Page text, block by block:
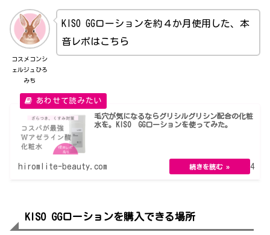
コスメコンシ
ェルジュひろ
みち
KISO GGローションを約４か月使用した、本
音レポはこちら
毛穴が気になるならグリシルグリシン配合の化粧
水を。KISO GGローションを使ってみた。
hiromlite-beauty.com 2024.07.24
KISO GGローションを購入できる場所